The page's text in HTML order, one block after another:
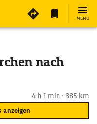
MENÜ
nach
4 h 1 min · 385 km
anzeigen